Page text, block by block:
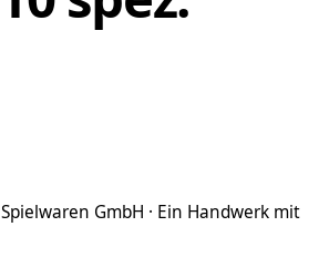
GmbH · Ein Handwerk mit